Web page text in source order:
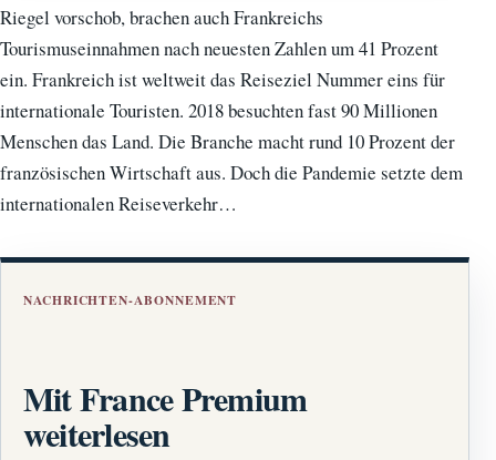
Riegel vorschob, brachen auch Frankreichs
Tourismuseinnahmen nach neuesten Zahlen um 41 Prozent
ein. Frankreich ist weltweit das Reiseziel Nummer eins für
internationale Touristen. 2018 besuchten fast 90 Millionen
Menschen das Land. Die Branche macht rund 10 Prozent der
französischen Wirtschaft aus. Doch die Pandemie setzte dem
internationalen Reiseverkehr…
NACHRICHTEN-ABONNEMENT
Mit France Premium
weiterlesen